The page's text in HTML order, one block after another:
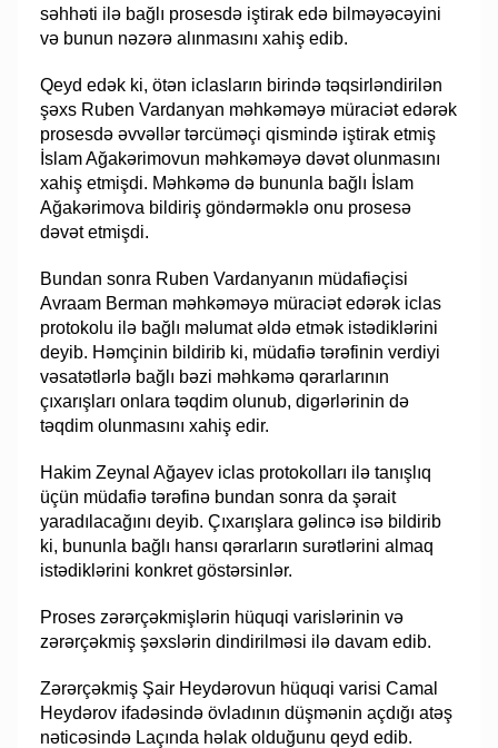
səhhəti ilə bağlı prosesdə iştirak edə bilməyəcəyini
və bunun nəzərə alınmasını xahiş edib.
Qeyd edək ki, ötən iclasların birində təqsirləndirilən
şəxs Ruben Vardanyan məhkəməyə müraciət edərək
prosesdə əvvəllər tərcüməçi qismində iştirak etmiş
İslam Ağakərimovun məhkəməyə dəvət olunmasını
xahiş etmişdi. Məhkəmə də bununla bağlı İslam
Ağakərimova bildiriş göndərməklə onu prosesə
dəvət etmişdi.
Bundan sonra Ruben Vardanyanın müdafiəçisi
Avraam Berman məhkəməyə müraciət edərək iclas
protokolu ilə bağlı məlumat əldə etmək istədiklərini
deyib. Həmçinin bildirib ki, müdafiə tərəfinin verdiyi
vəsatətlərlə bağlı bəzi məhkəmə qərarlarının
çıxarışları onlara təqdim olunub, digərlərinin də
təqdim olunmasını xahiş edir.
Hakim Zeynal Ağayev iclas protokolları ilə tanışlıq
üçün müdafiə tərəfinə bundan sonra da şərait
yaradılacağını deyib. Çıxarışlara gəlincə isə bildirib
ki, bununla bağlı hansı qərarların surətlərini almaq
istədiklərini konkret göstərsinlər.
Proses zərərçəkmişlərin hüquqi varislərinin və
zərərçəkmiş şəxslərin dindirilməsi ilə davam edib.
Zərərçəkmiş Şair Heydərovun hüquqi varisi Camal
Heydərov ifadəsində övladının düşmənin açdığı atəş
nəticəsində Laçında həlak olduğunu qeyd edib.